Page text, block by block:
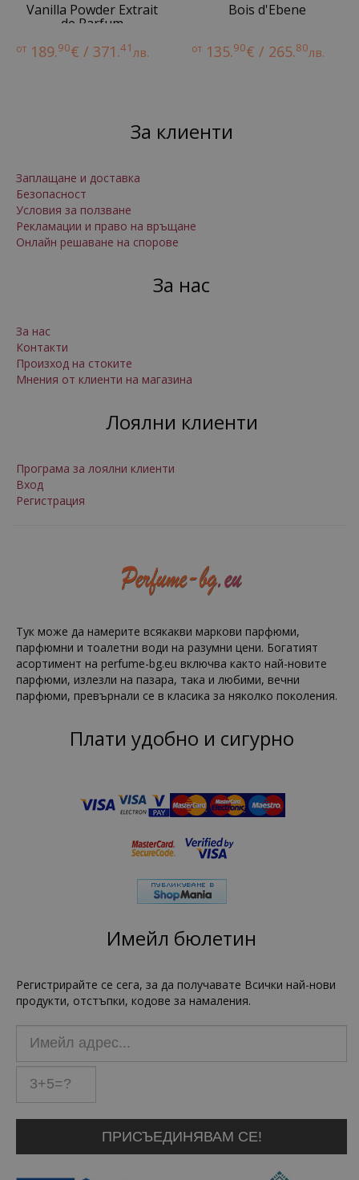
Vanilla Powder Extrait
de Parfum
от 189.90€ / 371.41лв.
Bois d'Ebene
от 135.90€ / 265.80лв.
За клиенти
Заплащане и доставка
Безопасност
Условия за ползване
Рекламации и право на връщане
Онлайн решаване на спорове
За нас
За нас
Контакти
Произход на стоките
Мнения от клиенти на магазина
Лоялни клиенти
Програма за лоялни клиенти
Вход
Регистрация
Тук може да намерите всякакви маркови парфюми,
парфюмни и тоалетни води на разумни цени. Богатият
асортимент на perfume-bg.eu включва както най-новите
парфюми, излезли на пазара, така и любими, вечни
парфюми, превърнали се в класика за няколко поколения.
Плати удобно и сигурно
Имейл бюлетин
Регистрирайте се сега, за да получавате Всички най-нови
продукти, отстъпки, кодове за намаления.